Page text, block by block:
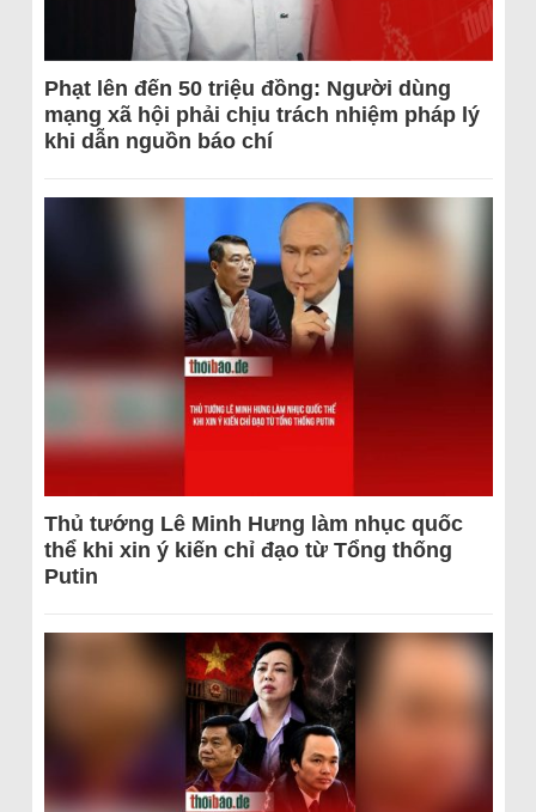
Phạt lên đến 50 triệu đồng: Người dùng
mạng xã hội phải chịu trách nhiệm pháp lý
khi dẫn nguồn báo chí
Thủ tướng Lê Minh Hưng làm nhục quốc
thể khi xin ý kiến chỉ đạo từ Tổng thống
Putin